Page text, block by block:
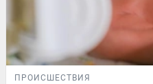
ПРОИСШЕСТВИЯ